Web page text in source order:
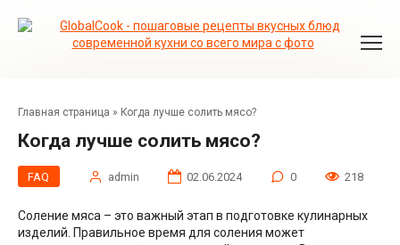
Главная страница » Когда лучше солить мясо?
Когда лучше солить мясо?
FAQ admin 02.06.2024 0 218
Соление мяса – это важный этап в подготовке кулинарных
изделий. Правильное время для соления может